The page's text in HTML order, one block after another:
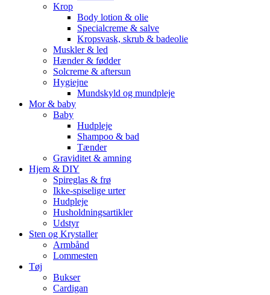
Krop
Body lotion & olie
Specialcreme & salve
Kropsvask, skrub & badeolie
Muskler & led
Hænder & fødder
Solcreme & aftersun
Hygiejne
Mundskyld og mundpleje
Mor & baby
Baby
Hudpleje
Shampoo & bad
Tænder
Graviditet & amning
Hjem & DIY
Spireglas & frø
Ikke-spiselige urter
Hudpleje
Husholdningsartikler
Udstyr
Sten og Krystaller
Armbånd
Lommesten
Tøj
Bukser
Cardigan